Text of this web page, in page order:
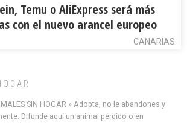
Temu o AliExpress será más
con el nuevo arancel europeo
CANARIAS
SIN HOGAR » Adopta, no le abandones y
Difunde aquí un animal perdido o en